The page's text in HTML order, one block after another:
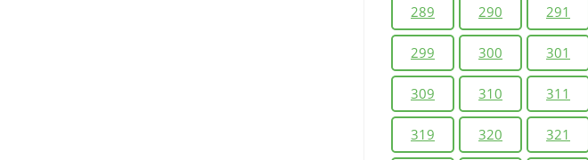
289 290 291
299 300 301
309 310 311
319 320 321